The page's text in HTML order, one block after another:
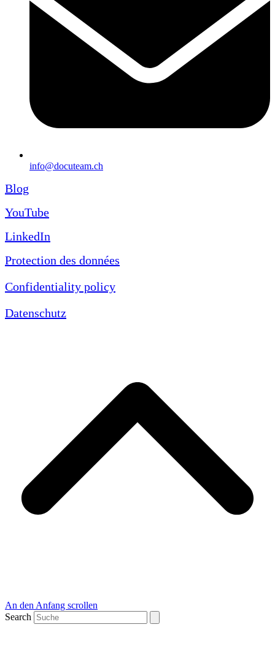
info@docuteam.ch
Blog
YouTube
LinkedIn
Protection des données
Confidentiality policy
Datenschutz
An den Anfang scrollen
Search